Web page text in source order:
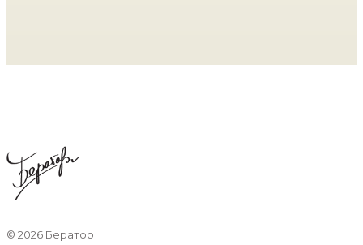
© 2026 Бератор